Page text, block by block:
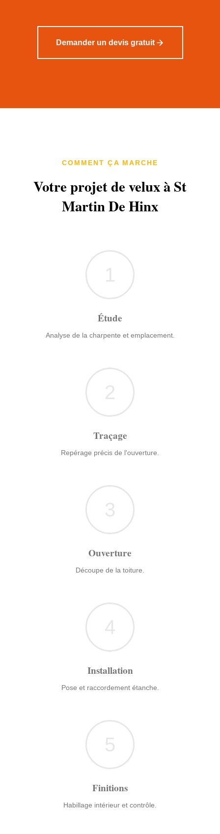
Demander un devis gratuit
COMMENT ÇA MARCHE
Votre projet de velux à St
Martin De Hinx
1
Étude
Analyse de la charpente et emplacement.
2
Traçage
Repérage précis de l'ouverture.
3
Ouverture
Découpe de la toiture.
4
Installation
Pose et raccordement étanche.
5
Finitions
Habillage intérieur et contrôle.